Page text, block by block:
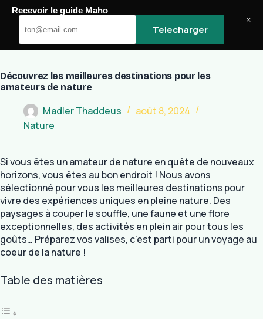
Passer
contenu
Maho
Découvrez les meilleures destinations pour les
amateurs de nature
Madler Thaddeus
août 8, 2024
Nature
Si vous êtes un amateur de nature en quête de nouveaux
horizons, vous êtes au bon endroit ! Nous avons
sélectionné pour vous les meilleures destinations pour
vivre des expériences uniques en pleine nature. Des
paysages à couper le souffle, une faune et une flore
exceptionnelles, des activités en plein air pour tous les
goûts… Préparez vos valises, c’est parti pour un voyage au
coeur de la nature !
Table des matières
Recevoir le guide Maho
Telecharger
×